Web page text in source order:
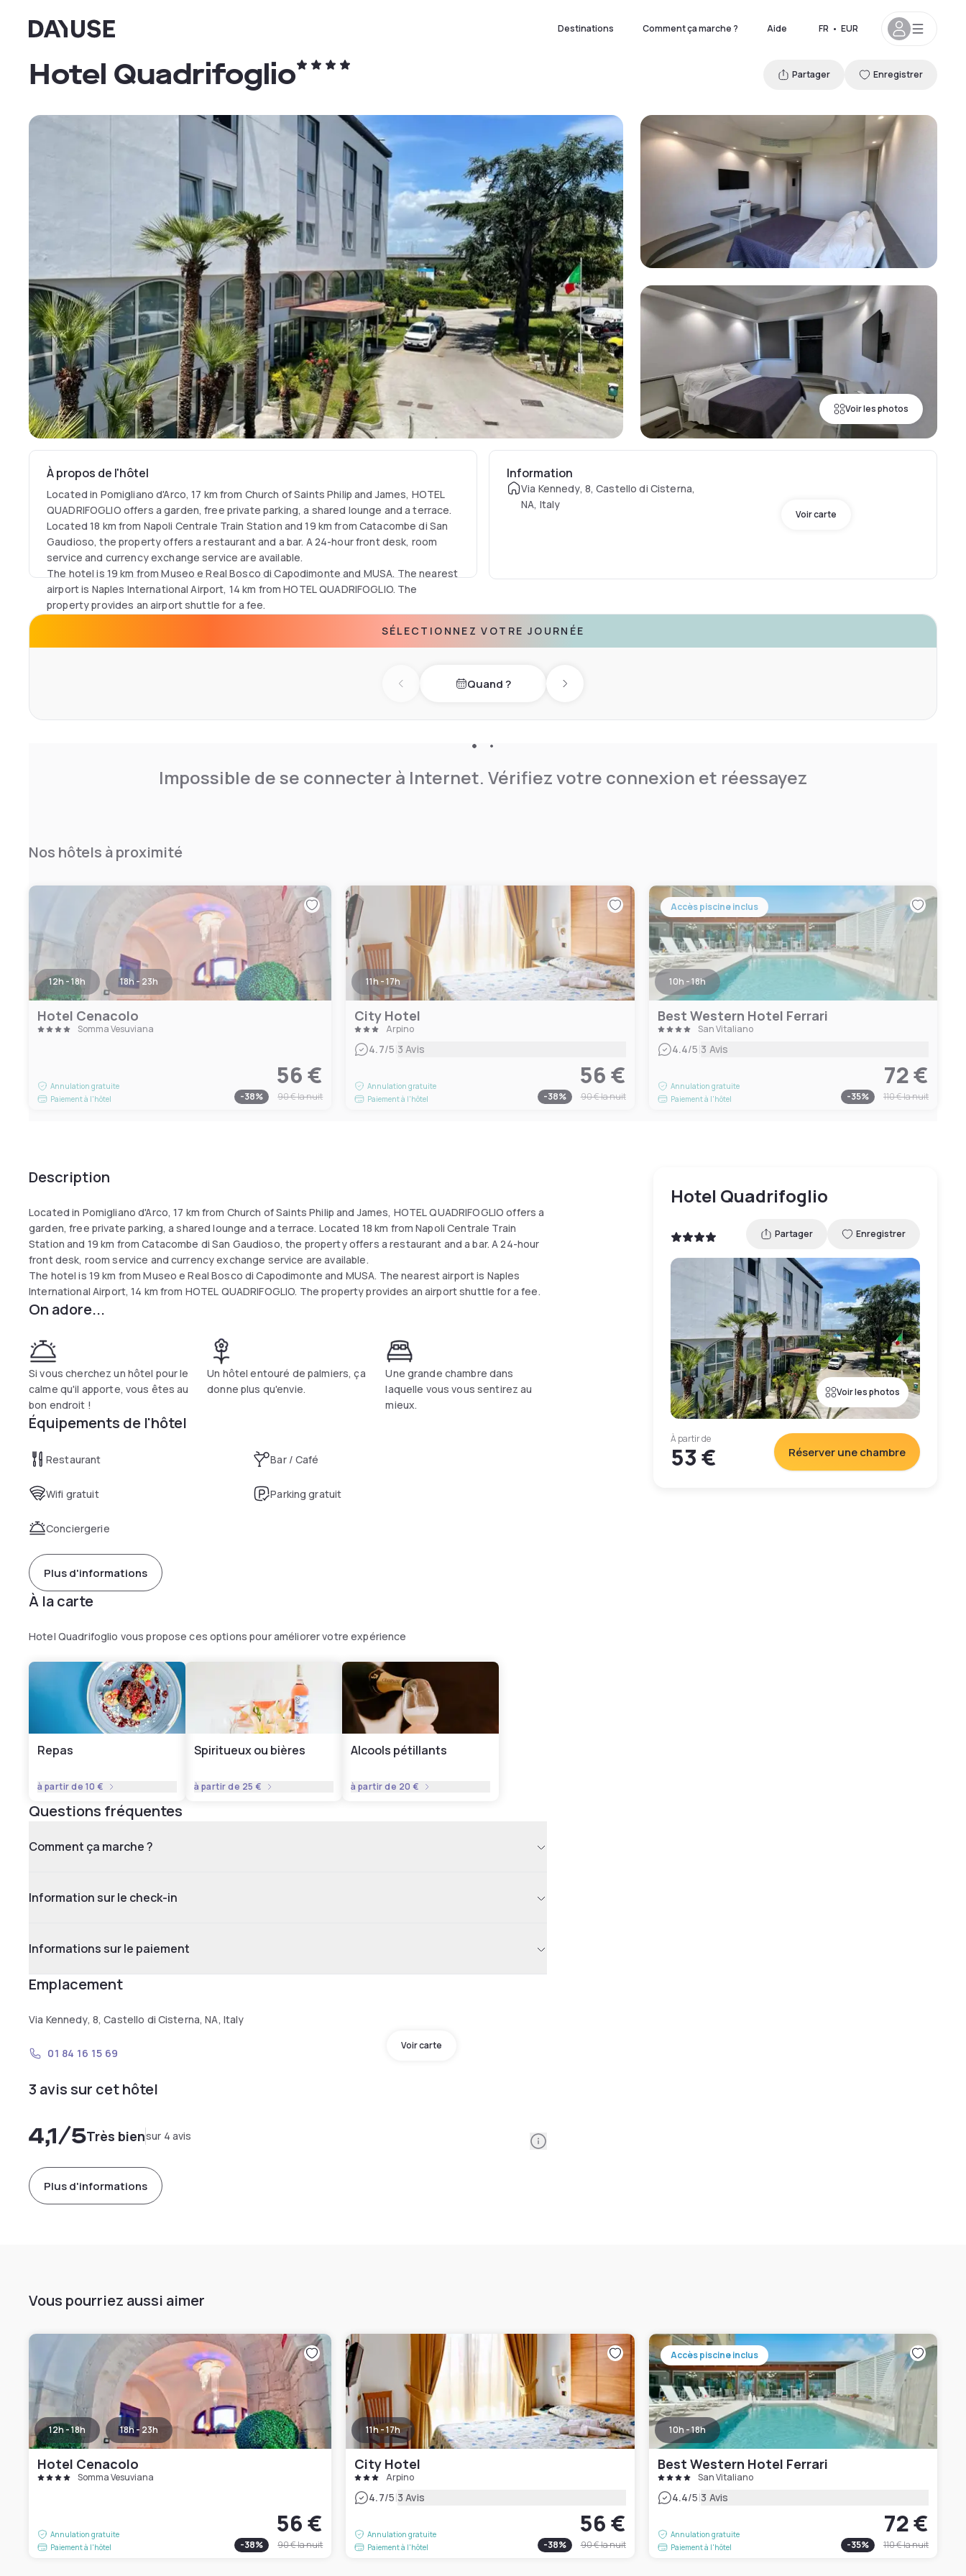
Dayuse Destinations Comment ça marche ? Aide FR • EUR
Voir les photos
Hotel Quadrifoglio Partager Enregistrer
À propos de l'hôtel
Located in Pomigliano d'Arco, 17 km from Church of Saints Philip and James, HOTEL
QUADRIFOGLIO offers a garden, free private parking, a shared lounge and a terrace.
Located 18 km from Napoli Centrale Train Station and 19 km from Catacombe di San
Gaudioso, the property offers a restaurant and a bar. A 24-hour front desk, room
service and currency exchange service are available.
The hotel is 19 km from Museo e Real Bosco di Capodimonte and MUSA. The nearest
airport is Naples International Airport, 14 km from HOTEL QUADRIFOGLIO. The
property provides an airport shuttle for a fee.
Information
Via Kennedy, 8, Castello di Cisterna,
NA, Italy
Voir carte
SÉLECTIONNEZ VOTRE JOURNÉE
Previous dayQuand ? Next day
Impossible de se connecter à Internet. Vérifiez votre connexion et réessayez
Nos hôtels à proximité
12h - 18h 18h - 23h
Hotel Cenacolo
Somma Vesuviana
Annulation gratuite
Paiement à l'hôtel
56 €
-38% 90 €la nuit
11h - 17h
City Hotel
Arpino
4.7/5|3 Avis
Annulation gratuite
Paiement à l'hôtel
56 €
-38% 90 €la nuit
Accès piscine inclus
10h - 18h
Best Western Hotel Ferrari
San Vitaliano
4.4/5|3 Avis
Annulation gratuite
Paiement à l'hôtel
72 €
-35% 110 €la nuit
Description
Located in Pomigliano d'Arco, 17 km from Church of Saints Philip and James, HOTEL QUADRIFOGLIO offers a
garden, free private parking, a shared lounge and a terrace. Located 18 km from Napoli Centrale Train
Station and 19 km from Catacombe di San Gaudioso, the property offers a restaurant and a bar. A 24-hour
front desk, room service and currency exchange service are available.
The hotel is 19 km from Museo e Real Bosco di Capodimonte and MUSA. The nearest airport is Naples
International Airport, 14 km from HOTEL QUADRIFOGLIO. The property provides an airport shuttle for a fee.
On adore...
Si vous cherchez un hôtel pour le
calme qu'il apporte, vous êtes au
bon endroit !
Un hôtel entouré de palmiers, ça
donne plus qu'envie.
Une grande chambre dans
laquelle vous vous sentirez au
mieux.
Équipements de l'hôtel
Restaurant Bar / Café
Wifi gratuit Parking gratuit
Conciergerie
Plus d'informations
À la carte
Hotel Quadrifoglio vous propose ces options pour améliorer votre expérience
Repas
à partir de 10 €
Spiritueux ou bières
à partir de 25 €
Alcools pétillants
à partir de 20 €
Questions fréquentes
Comment ça marche ?
Information sur le check-in
Informations sur le paiement
Emplacement
Via Kennedy, 8, Castello di Cisterna, NA, Italy
Voir carte
01 84 16 15 69
3 avis sur cet hôtel
4,1/5Très biensur 4 avis Information
Plus d'informations
Hotel Quadrifoglio
Partager Enregistrer
Voir les photos
À partir de
53 € Réserver une chambre
Vous pourriez aussi aimer
12h - 18h 18h - 23h
Hotel Cenacolo
Somma Vesuviana
Annulation gratuite
Paiement à l'hôtel
56 €
-38% 90 €la nuit
11h - 17h
City Hotel
Arpino
4.7/5|3 Avis
Annulation gratuite
Paiement à l'hôtel
56 €
-38% 90 €la nuit
Accès piscine inclus
10h - 18h
Best Western Hotel Ferrari
San Vitaliano
4.4/5|3 Avis
Annulation gratuite
Paiement à l'hôtel
72 €
-35% 110 €la nuit